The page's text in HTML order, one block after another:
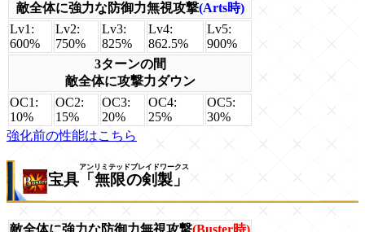
敵全体に強力な防御力無視攻撃(Arts時)
Lv1:
600%
Lv2:
750%
Lv3:
825%
Lv4:
862.5%
Lv5:
900%
3ターンの間
敵全体に攻撃力ダウン
OC1:
10%
OC2:
15%
OC3:
20%
OC4:
25%
OC5:
30%
強化前の性能はこちら
宝具 「無限の剣製」
アンリミテッドブレイドワークス
敵全体に強力な防御力無視攻撃(Buster時)